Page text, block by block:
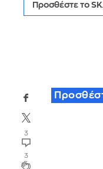
Προσθέστε το
3
3